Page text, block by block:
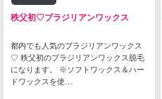
秩父初♡ブラジリアンワックス
都内でも人気のブラジリアンワックス
♡ 秩父初のブラジリアンワックス脱毛
になります。 ※ソフトワックス＆ハー
ドワックスを使…